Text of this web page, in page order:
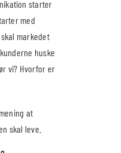
starter
med
markedet
huske
vi? Hvorfor er
at
skal leve.